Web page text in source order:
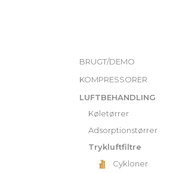
BRUGT/DEMO
KOMPRESSORER
LUFTBEHANDLING
Køletørrer
Adsorptionstørrer
Trykluftfiltre
Cykloner